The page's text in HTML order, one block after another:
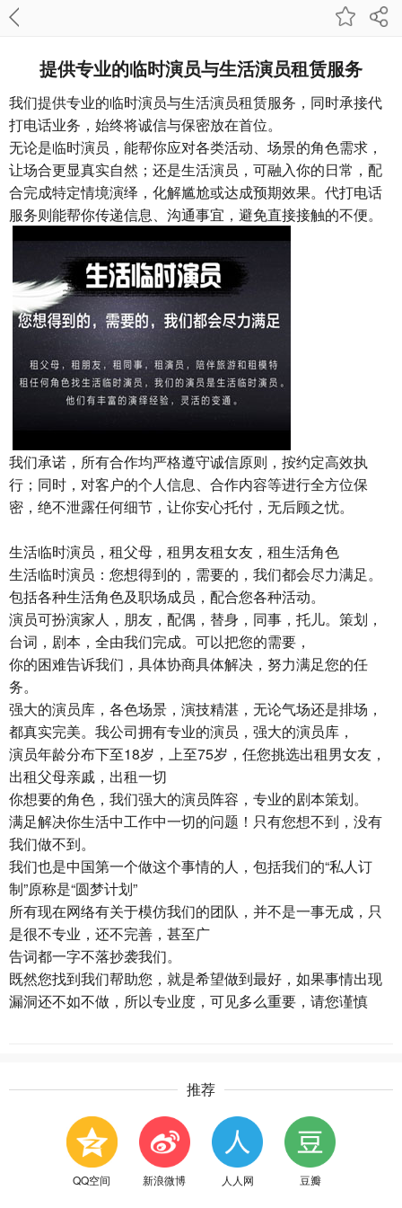
提供专业的临时演员与生活演员租赁服务
我们提供专业的临时演员与生活演员租赁服务，同时承接代
打电话业务，始终将诚信与保密放在首位。
无论是临时演员，能帮你应对各类活动、场景的角色需求，
让场合更显真实自然；还是生活演员，可融入你的日常，配
合完成特定情境演绎，化解尴尬或达成预期效果。代打电话
服务则能帮你传递信息、沟通事宜，避免直接接触的不便。
我们承诺，所有合作均严格遵守诚信原则，按约定高效执
行；同时，对客户的个人信息、合作内容等进行全方位保
密，绝不泄露任何细节，让你安心托付，无后顾之忧。
生活临时演员，租父母，租男友租女友，租生活角色
生活临时演员：您想得到的，需要的，我们都会尽力满足。
包括各种生活角色及职场成员，配合您各种活动。
演员可扮演家人，朋友，配偶，替身，同事，托儿。策划，
台词，剧本，全由我们完成。可以把您的需要，
你的困难告诉我们，具体协商具体解决，努力满足您的任
务。
强大的演员库，各色场景，演技精湛，无论气场还是排场，
都真实完美。我公司拥有专业的演员，强大的演员库，
演员年龄分布下至18岁，上至75岁，任您挑选出租男女友，
出租父母亲戚，出租一切
你想要的角色，我们强大的演员阵容，专业的剧本策划。
满足解决你生活中工作中一切的问题！只有您想不到，没有
我们做不到。
我们也是中国第一个做这个事情的人，包括我们的“私人订
制”原称是“圆梦计划”
所有现在网络有关于模仿我们的团队，并不是一事无成，只
是很不专业，还不完善，甚至广
告词都一字不落抄袭我们。
既然您找到我们帮助您，就是希望做到最好，如果事情出现
漏洞还不如不做，所以专业度，可见多么重要，请您谨慎
推荐
QQ空间 新浪微博 人人网 豆瓣